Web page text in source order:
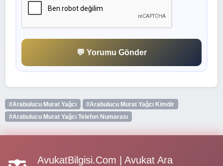
💬 Yorumu Gönder
#Arabulucu Murat Yağcı
#Arabulucu Murat Yağcı Kimdir
#Arabulucu Murat Yağcı Telefon Numarası
AvukatBilgisi.Com | Avukat Ara